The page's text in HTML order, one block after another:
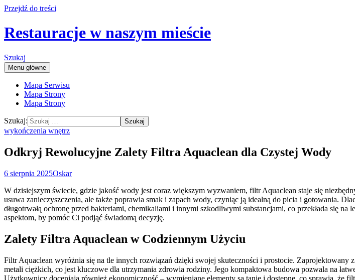
Przejdź do treści
Restauracje w naszym mieście
Szukaj
Menu główne
Mapa Serwisu
Mapa Strony
Mapa Strony
Szukaj:
wykończenia wnętrz
Odkryj Rewolucyjne Zalety Filtra Aquaclean dla Czystej Wody
6 sierpnia 2025Oskar
W dzisiejszym świecie, gdzie jakość wody jest coraz większym wyzwaniem, filtr Aquaclean staje się
usuwa zanieczyszczenia, ale także poprawia smak i zapach wody, czyniąc ją idealną do picia i gotowania.
długotrwałą ochronę przed bakteriami, chemikaliami i innymi szkodliwymi substancjami, co przekłada się
aspektom, by pomóc Ci podjąć świadomą decyzję.
Zalety Filtra Aquaclean w Codziennym Użyciu
Filtr Aquaclean wyróżnia się na tle innych rozwiązań dzięki swojej skuteczności i prostocie.
metali ciężkich, co jest kluczowe dla utrzymania zdrowia rodziny. Jego kompaktowa budowa pozwala na
Użytkownicy doceniają również ekonomiczność – wymieniane elementy są tanie i dostępne, co sprawia, że